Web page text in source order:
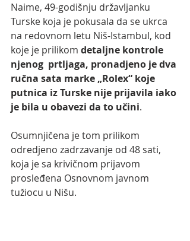
Naime, 49-godišnju državljanku
Turske koja je pokusala da se ukrca
na redovnom letu Niš-Istambul, kod
koje je prilikom detaljne kontrole
njenog  prtljaga, pronadjeno je dva
ručna sata marke „Rolex“ koje
putnica iz Turske nije prijavila iako
je bila u obavezi da to učini.
Osumnjičena je tom prilikom
odredjeno zadrzavanje od 48 sati,
koja je sa krivičnom prijavom
prosleđena Osnovnom javnom
tužiocu u Nišu.